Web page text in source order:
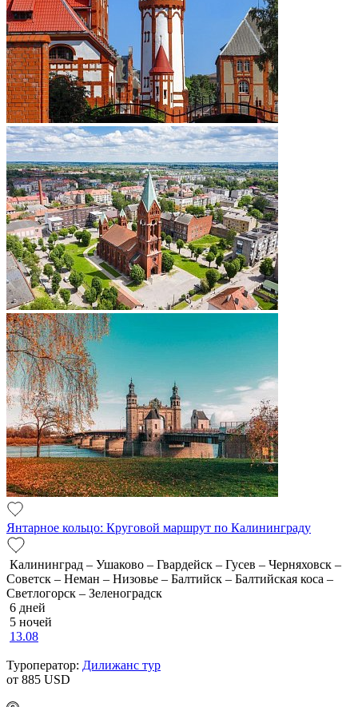
Янтарное кольцо: Круговой маршрут по Калининграду
Калининград – Ушаково – Гвардейск – Гусев – Черняховск –
Советск – Неман – Низовье – Балтийск – Балтийская коса –
Светлогорск – Зеленоградск
6 дней
5 ночей
13.08
Туроператор: Дилижанс тур
от 885 USD